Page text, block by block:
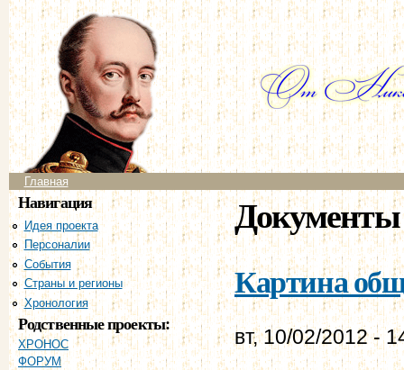
Главное меню
Главная
Навигация
Идея проекта
Персоналии
События
Страны и регионы
Хронология
Родственные проекты:
ХРОНОС
ФОРУМ
Документы
Картина
вт, 10/02/2012 -